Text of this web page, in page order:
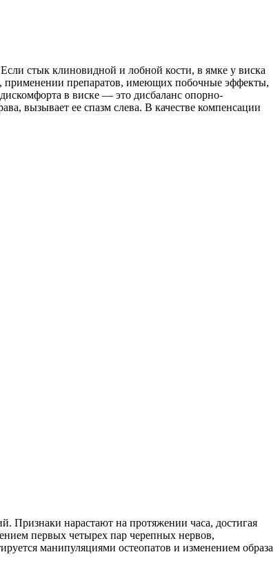
стык клиновидной и лобной кости, в ямке у виска
применении препаратов, имеющих побочные эффекты,
в виске — это дисбаланс опорно-
вызывает ее спазм слева. В качестве компенсации
Признаки нарастают на протяжении часа, достигая
первых четырех пар черепных нервов,
манипуляциями остеопатов и изменением образа